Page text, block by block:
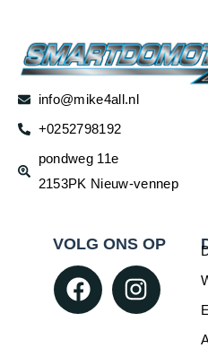
info@mike4all.nl
+0252798192
pondweg 11e
2153PK Nieuw-vennep
VOLG ONS OP